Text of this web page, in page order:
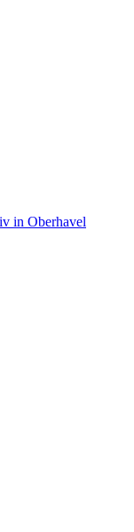
in Oberhavel